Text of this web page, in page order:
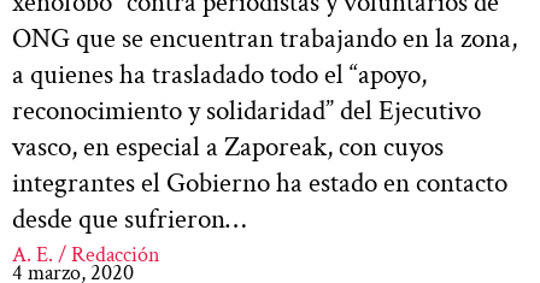
ONG que se encuentran trabajando en la zona,
a quienes ha trasladado todo el “apoyo,
reconocimiento y solidaridad” del Ejecutivo
vasco, en especial a Zaporeak, con cuyos
integrantes el Gobierno ha estado en contacto
desde que sufrieron…
A. E. / Redacción
4 marzo, 2020